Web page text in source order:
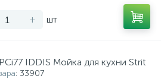
+ шт
IDDIS Мойка для кухни Strit
: 33907